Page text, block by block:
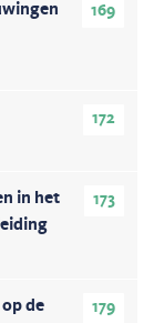
169
172
173
in het
179
de